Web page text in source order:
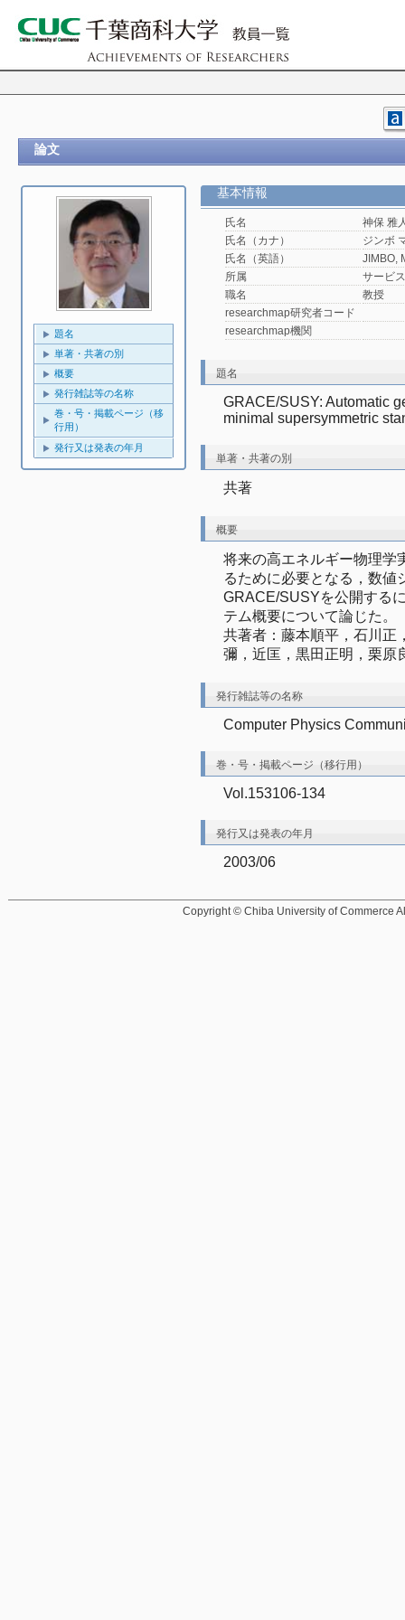
論文
題名
単著・共著の別
概要
発行雑誌等の名称
巻・号・掲載ページ（移
行用）
発行又は発表の年月
基本情報
氏名
神保 雅
氏名（カナ）
ジンボ
氏名（英語）
JIMBO,
所属
サービ
職名
教授
researchmap研究者コード
researchmap機関
題名
GRACE/SUSY: Automatic
minimal supersymmetric
単著・共著の別
共著
概要
将来の高エネルギー物理学
るために必要となる，数値
GRACE/SUSYを公開する
テム概要について論じた。
共著者：藤本順平，石川正
彌，近匡，黒田正明，栗原
発行雑誌等の名称
Computer Physics
巻・号・掲載ページ（移行用）
Vol.153106-134
発行又は発表の年月
2003/06